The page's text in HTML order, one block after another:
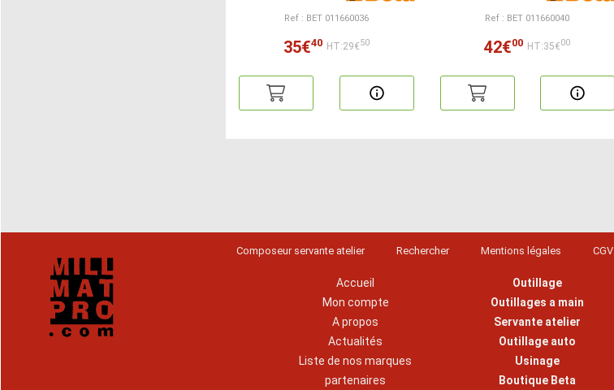
Ref : BET 011660036
35€40 HT:29€50
Ref : BET 011660040
42€00 HT:35€00
Composeur servante atelier Rechercher Mentions légales CGV
Accueil
Mon compte
A propos
Actualités
Liste de nos marques
partenaires
Outillage
Outillages a main
Servante atelier
Outillage auto
Usinage
Boutique Beta